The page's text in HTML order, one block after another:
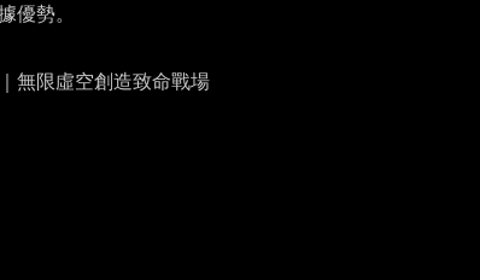
優勢。
無限虛空創造致命戰場